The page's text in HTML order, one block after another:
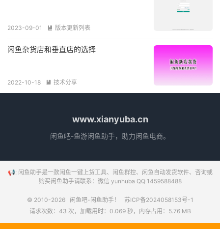
2023-09-01  版本更新列表
闲鱼杂货店和垂直店的选择
2022-10-18  技术分享
www.xianyuba.cn
闲鱼吧-鱼游闲鱼助手，助力闲鱼电商。
📢: 闲鱼助手是一款闲鱼一键上货工具、闲鱼群控、闲鱼自动发货软件、咨询或
购买闲鱼助手请联系：微信 yunhuba QQ 1459588488
© 2010-2026 闲鱼吧-闲鱼助手！
苏ICP备2024058153号-1
请求次数：43 次，加载用时：0.069 秒，内存占用：5.76 MB